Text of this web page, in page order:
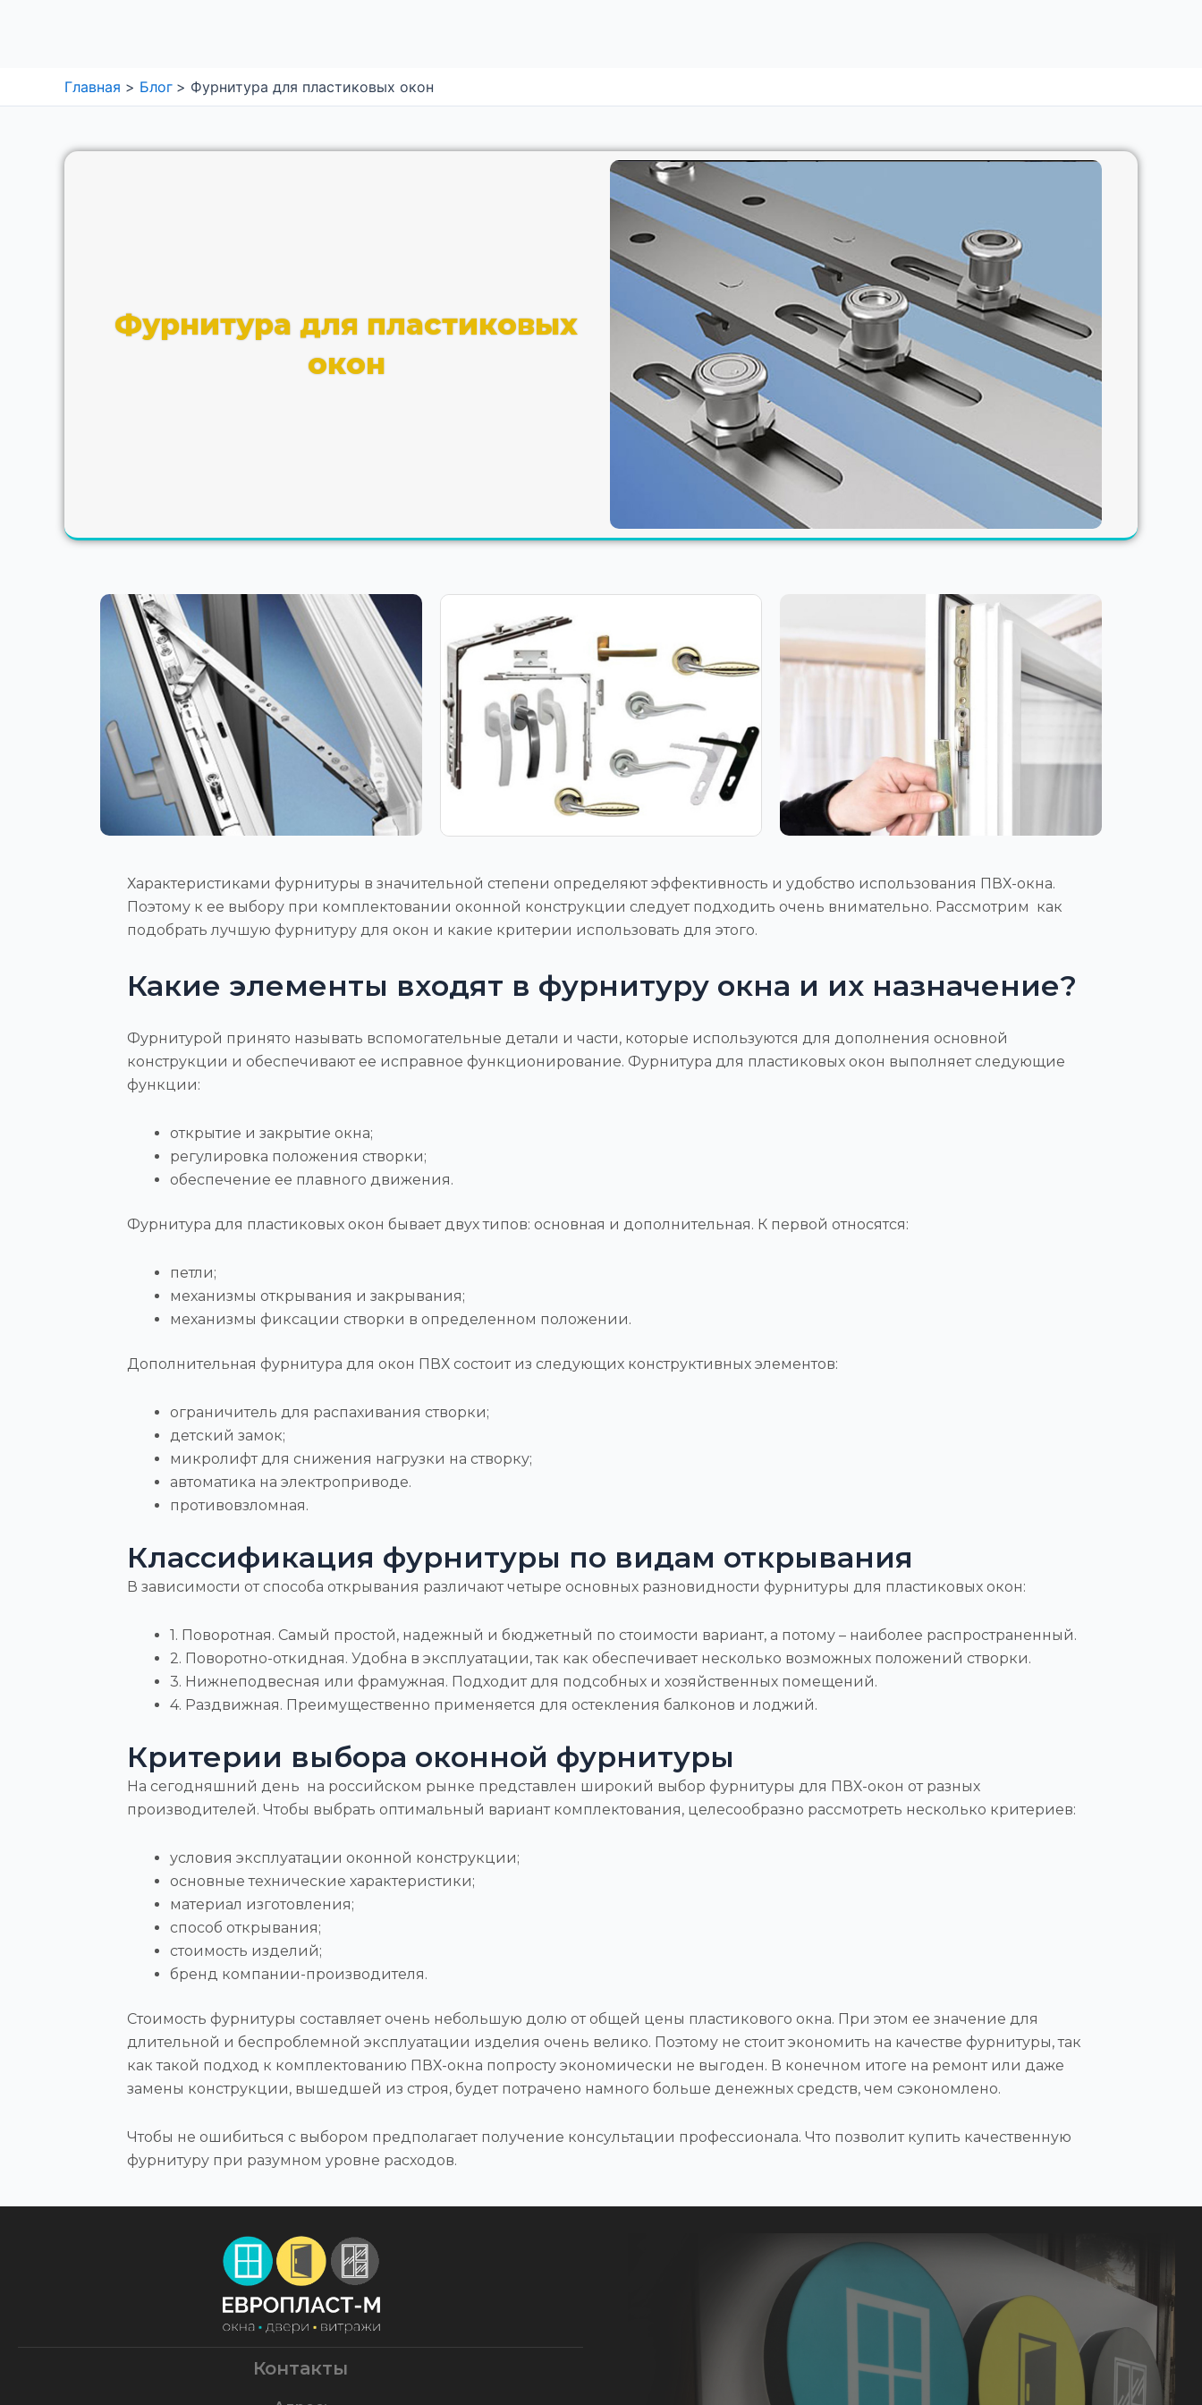
Главная
Блог Фурнитура для пластиковых окон
Фурнитура для пластиковых
окон
Характеристиками фурнитуры в значительной степени определяют эффективность и удобство использования ПВХ-окна.
Поэтому к ее выбору при комплектовании оконной конструкции следует подходить очень внимательно. Рассмотрим как
подобрать лучшую фурнитуру для окон и какие критерии использовать для этого.
Какие элементы входят в фурнитуру окна и их назначение?
Фурнитурой принято называть вспомогательные детали и части, которые используются для дополнения основной
конструкции и обеспечивают ее исправное функционирование. Фурнитура для пластиковых окон выполняет следующие
функции:
открытие и закрытие окна;
регулировка положения створки;
обеспечение ее плавного движения.
Фурнитура для пластиковых окон бывает двух типов: основная и дополнительная. К первой относятся:
петли;
механизмы открывания и закрывания;
механизмы фиксации створки в определенном положении.
Дополнительная фурнитура для окон ПВХ состоит из следующих конструктивных элементов:
ограничитель для распахивания створки;
детский замок;
микролифт для снижения нагрузки на створку;
автоматика на электроприводе.
противовзломная.
Классификация фурнитуры по видам открывания
В зависимости от способа открывания различают четыре основных разновидности фурнитуры для пластиковых окон:
1. Поворотная. Самый простой, надежный и бюджетный по стоимости вариант, а потому – наиболее распространенный.
2. Поворотно-откидная. Удобна в эксплуатации, так как обеспечивает несколько возможных положений створки.
3. Нижнеподвесная или фрамужная. Подходит для подсобных и хозяйственных помещений.
4. Раздвижная. Преимущественно применяется для остекления балконов и лоджий.
Критерии выбора оконной фурнитуры
На сегодняшний день на российском рынке представлен широкий выбор фурнитуры для ПВХ-окон от разных
производителей. Чтобы выбрать оптимальный вариант комплектования, целесообразно рассмотреть несколько критериев:
условия эксплуатации оконной конструкции;
основные технические характеристики;
материал изготовления;
способ открывания;
стоимость изделий;
бренд компании-производителя.
Стоимость фурнитуры составляет очень небольшую долю от общей цены пластикового окна. При этом ее значение для
длительной и беспроблемной эксплуатации изделия очень велико. Поэтому не стоит экономить на качестве фурнитуры, так
как такой подход к комплектованию ПВХ-окна попросту экономически не выгоден. В конечном итоге на ремонт или даже
замены конструкции, вышедшей из строя, будет потрачено намного больше денежных средств, чем сэкономлено.
Чтобы не ошибиться с выбором предполагает получение консультации профессионала. Что позволит купить качественную
фурнитуру при разумном уровне расходов.
Контакты